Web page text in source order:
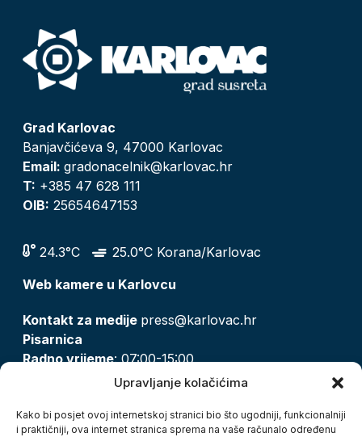
Upravljanje kolačićima
Kako bi posjet ovoj internetskoj stranici bio što ugodniji, funkcionalniji
i praktičniji, ova internet stranica sprema na vaše računalo određenu
Grad Karlovac
Banjavčićeva 9, 47000 Karlovac
Email: gradonacelnik@karlovac.hr
T: +385 47 628 111
OIB: 25654647153
24.3°C
25.0°C Korana/Karlovac
Web kamere u Karlovcu
Kontakt za medije press@karlovac.hr
Pisarnica
Radno vrijeme: 07:00-15:00
pisarnica@karlovac.hr